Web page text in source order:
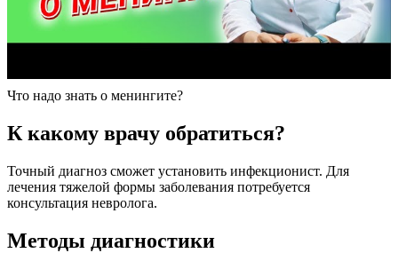
Что надо знать о менингите?
К какому врачу обратиться?
Точный диагноз сможет установить инфекционист. Для
лечения тяжелой формы заболевания потребуется
консультация невролога.
Методы диагностики